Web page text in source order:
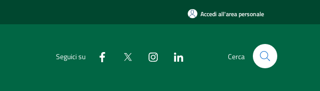
Accedi all'area personale
Seguici su Cerca